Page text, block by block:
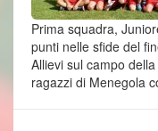
Prima squadra,
punti nelle sfide del
Allievi sul campo
ragazzi di Menegola